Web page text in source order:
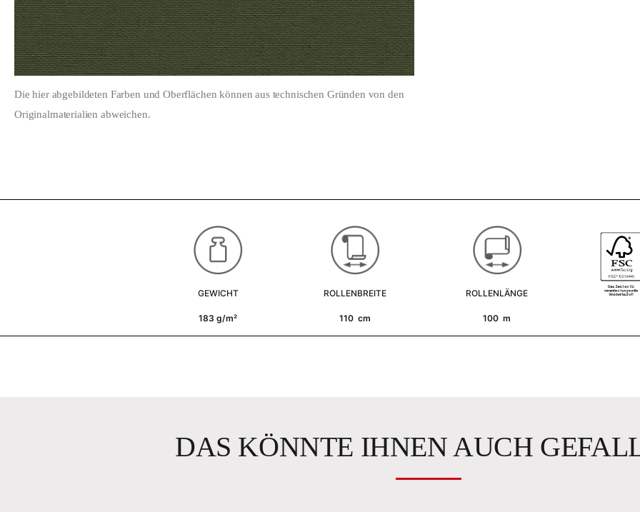
Die hier abgebildeten Farben und Oberflächen können aus technischen Gründen von den
Originalmaterialien abweichen.
GEWICHT
183 g/m²
ROLLENBREITE
110 cm
ROLLENLÄNGE
100 m
DAS KÖNNTE IHNEN AUCH